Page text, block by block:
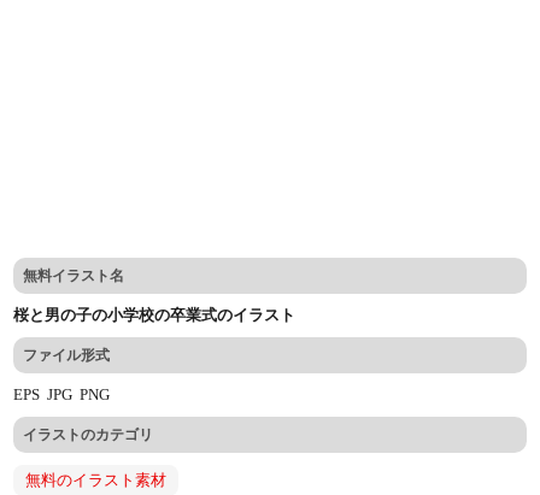
無料イラスト名
桜と男の子の小学校の卒業式のイラスト
ファイル形式
EPSJPGPNG
イラストのカテゴリ
無料のイラスト素材